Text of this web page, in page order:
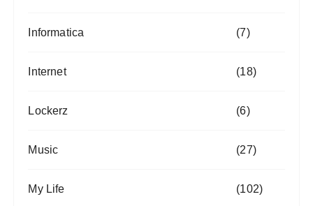
Informatica (7)
Internet (18)
Lockerz (6)
Music (27)
My Life (102)